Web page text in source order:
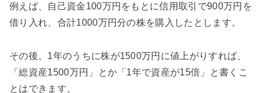
例えば、自己資金100万円をもとに信用取引で900万円を
借り入れ、合計1000万円分の株を購入したとします。
その後、1年のうちに株が1500万円に値上がりすれば、
「総資産1500万円」とか「1年で資産が15倍」と書くこ
とはできます。